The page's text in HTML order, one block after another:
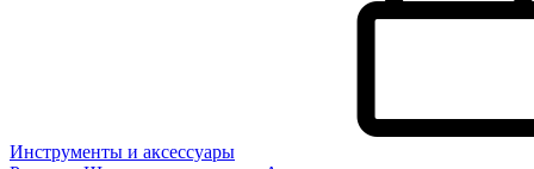
Инструменты и аксессуары